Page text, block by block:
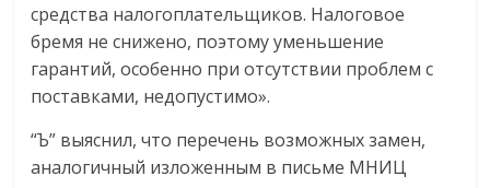
средства налогоплательщиков. Налоговое
бремя не снижено, поэтому уменьшение
гарантий, особенно при отсутствии проблем с
поставками, недопустимо».
“Ъ” выяснил, что перечень возможных замен,
аналогичный изложенным в письме МНИЦ